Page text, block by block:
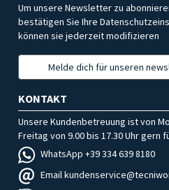
Um unsere Newsletter zu
bestätigen Sie Ihre
können sie jederzeit modifizieren
Melde dich für unseren
KONTAKT
Unsere Kundenbetreuung ist von
Freitag von 9.00 bis 17.30 Uhr gern
WhatsApp +39 334 639 8180
Email